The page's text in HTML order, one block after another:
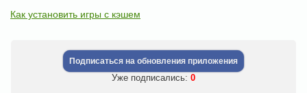
Как установить игры с кэшем
Подписаться на обновления приложения
Уже подписались: 0